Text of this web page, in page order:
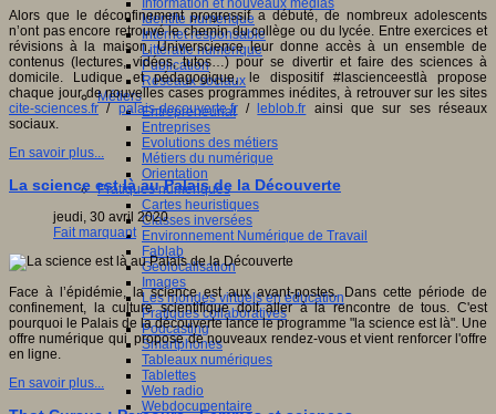
Information et nouveaux médias
Identité numérique
Internet responsable
Littératie numérique
Publication
Réseaux sociaux
Métiers
Entrepreneuriat
Entreprises
Evolutions des métiers
Métiers du numérique
Orientation
Pratiques numériques
Cartes heuristiques
Classes inversées
Environnement Numérique de Travail
Fablab
Géolocalisation
Images
Les mondes virtuels en éducation
Pratiques collaboratives
Podcasting
Smartphones
Tableaux numériques
Tablettes
Web radio
Webdocumentaire
Alors que le déconfinement progressif a débuté, de nombreux adolescents
n’ont pas encore retrouvé le chemin du collège ou du lycée. Entre exercices et
révisions à la maison, Universcience leur donne accès à un ensemble de
contenus (lectures, vidéos, tutos…) pour se divertir et faire des sciences à
domicile. Ludique et pédagogique, le dispositif #lascienceestlà propose
chaque jour de nouvelles cases programmes inédites, à retrouver sur les sites
cite-sciences.fr / palais-decouverte.fr/ leblob.fr ainsi que sur ses réseaux
sociaux.
En savoir plus...
La science est là au Palais de la Découverte
jeudi, 30 avril 2020
Fait marquant
Face à l’épidémie, la science est aux avant-postes. Dans cette période de
confinement, la culture scientifique doit aller à la rencontre de tous. C'est
pourquoi le Palais de la découverte lance le programme "la science est là". Une
offre numérique qui propose de nouveaux rendez-vous et vient renforcer l'offre
en ligne.
En savoir plus...